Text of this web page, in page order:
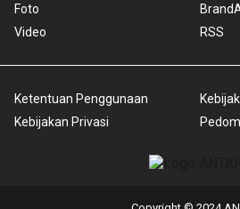
Foto
Video
RSS
Ketentuan Penggunaan
Kebijakan Privasi